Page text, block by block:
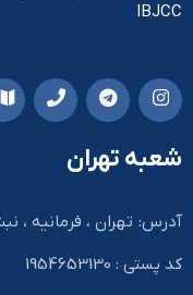
IBJCC
شعبه تهران
آدرس: تهران ، فرمانیه ،
کد پستی : 1954653130